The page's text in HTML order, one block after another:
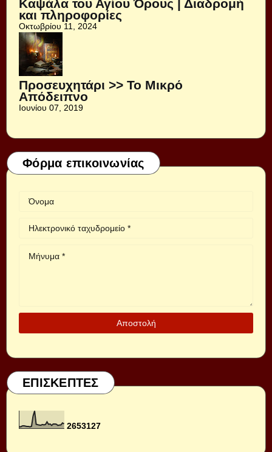
Καψάλα του Αγίου Όρους | Διαδρομή
και πληροφορίες
Οκτωβρίου 11, 2024
Προσευχητάρι >> Το Μικρό
Απόδειπνο
Ιουνίου 07, 2019
Φόρμα επικοινωνίας
ΕΠΙΣΚΕΠΤΕΣ
2653127